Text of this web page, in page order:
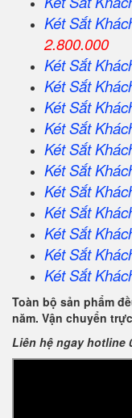
Két Sắt
2.800.000
Két Sắt
Két Sắt
Két Sắt
Két Sắt
Két Sắt
Két Sắt
Két Sắt
Két Sắt
Két Sắt
Két Sắt
Két Sắt
Toàn bộ sản phẩm
năm. Vận chuyển
Liên hệ ngay hotline